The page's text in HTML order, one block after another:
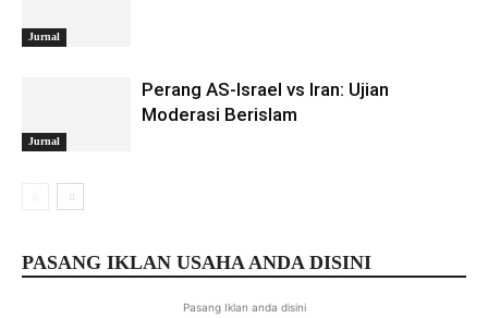
Jurnal
Jurnal
Perang AS-Israel vs Iran: Ujian
Moderasi Berislam
PASANG IKLAN USAHA ANDA DISINI
Pasang Iklan anda disini